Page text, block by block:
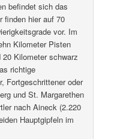
befindet sich das
finden hier auf 70
vor. Im
Kilometer Pisten
Kilometer schwarz
richtige
Fortgeschrittener oder
und St. Margarethen
nach Aineck (2.220
Hauptgipfeln im